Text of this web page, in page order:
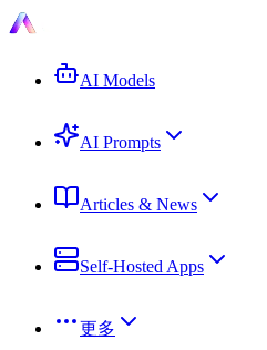
AI Models
AI Prompts
Articles & News
Self-Hosted Apps
更多